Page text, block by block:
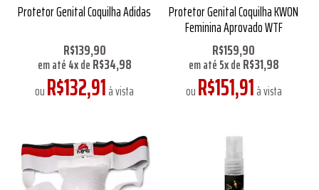
Protetor Genital Coquilha Adidas
R$139,90
em até4xdeR$34,98
ouR$132,91à vista
Protetor Genital Coquilha KWON
Feminina Aprovado WTF
R$159,90
em até5xdeR$31,98
ouR$151,91à vista